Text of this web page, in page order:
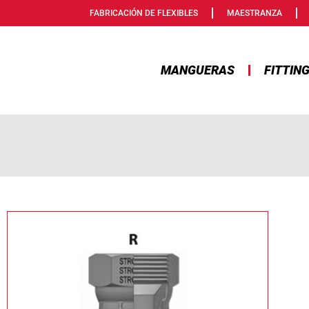
FABRICACIÓN DE FLEXIBLES MAESTRANZA
MANGUERAS